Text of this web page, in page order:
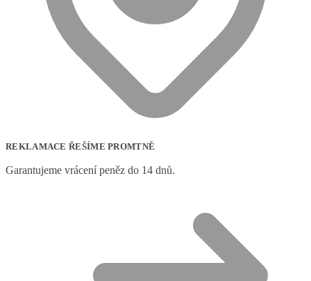
REKLAMACE ŘEŠÍME PROMTNĚ
Garantujeme vrácení peněz do 14 dnů.